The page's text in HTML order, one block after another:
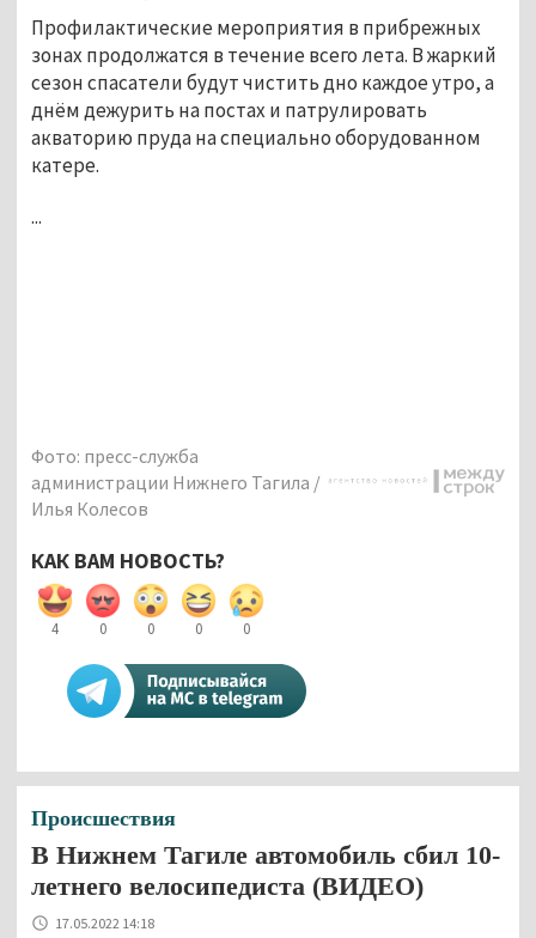
Профилактические мероприятия в прибрежных
зонах продолжатся в течение всего лета. В жаркий
сезон спасатели будут чистить дно каждое утро, а
днём дежурить на постах и патрулировать
акваторию пруда на специально оборудованном
катере.
...
Фото: пресс-служба
администрации Нижнего Тагила /
Илья Колесов
КАК ВАМ НОВОСТЬ?
4 0 0 0 0
Происшествия
В Нижнем Тагиле автомобиль сбил 10-
летнего велосипедиста (ВИДЕО)
17.05.2022 14:18